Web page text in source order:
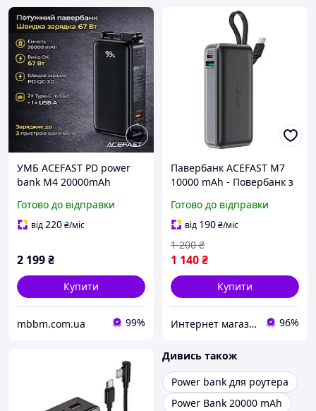
УМБ ACEFAST PD power
bank M4 20000mAh
PD/QC| black
6974316282723 (Чорний)
Готово до відправки
від220₴/міс
2 199₴
Купити
mbbm.com.ua 99%
Павербанк ACEFAST M7
10000 mAh - Повербанк з
вбудованим кабелем
Готово до відправки
від 190₴/міс
1 140₴
1 200 ₴
Купити
Интернет магазин "FIT & STYLE" 96%
Дивись також
Power bank для роутера
Power Bank 20000 mAh